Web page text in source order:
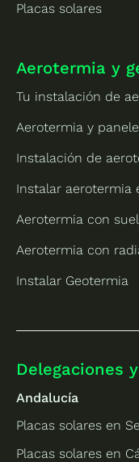
Placas solares
Aerotermia y
Tu instalación de
Aerotermia y
Instalación de
Instalar aerotermia
Aerotermia con
Aerotermia con
Instalar Geotermia
Delegaciones
Andalucía
Placas solares en
Placas solares en